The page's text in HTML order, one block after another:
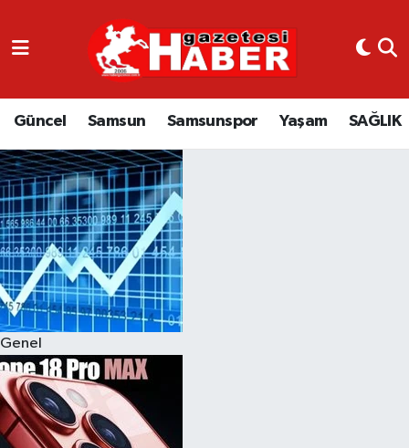
Güncel Samsun Samsunspor Yaşam SAĞLIK
Genel
GÜNCEL
SAMSUN
SAMSUNSPOR
EKONOMİ
YAŞAM